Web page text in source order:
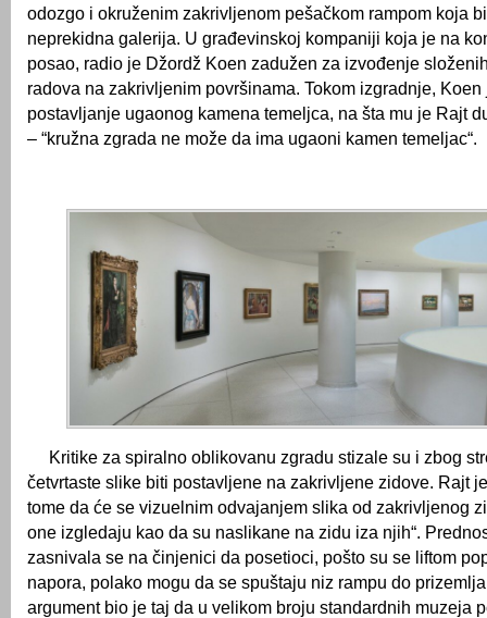
odozgo i okruženim zakrivljenom pešačkom rampom koja
neprekidna galerija. U građevinskoj kompaniji koja je na
posao, radio je Džordž Koen zadužen za izvođenje
radova na zakrivljenim površinama. Tokom izgradnje,
postavljanje ugaonog kamena temeljca, na šta mu je Rajt
– “kružna zgrada ne može da ima ugaoni kamen temeljac“.
Kritike za spiralno oblikovanu zgradu stizale su i zbog
četvrtaste slike biti postavljene na zakrivljene zidove. Rajt
tome da će se vizuelnim odvajanjem slika od zakrivljenog
one izgledaju kao da su naslikane na zidu iza njih“.
zasnivala se na činjenici da posetioci, pošto su se liftom
napora, polako mogu da se spuštaju niz rampu do
argument bio je taj da u velikom broju standardnih muzeja